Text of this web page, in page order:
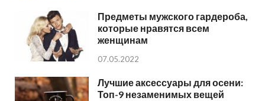
Предметы мужского гардероба,
которые нравятся всем
женщинам
07.05.2022
Лучшие аксессуары для осени:
Топ-9 незаменимых вещей